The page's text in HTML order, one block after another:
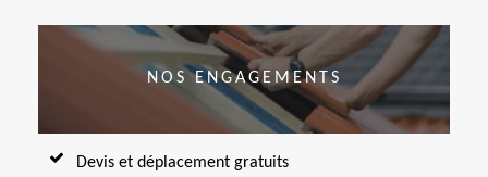
NOS ENGAGEMENTS
Devis et déplacement gratuits